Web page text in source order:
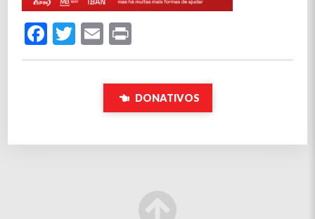
Facebook
Twitter
Email
DONATIVOS